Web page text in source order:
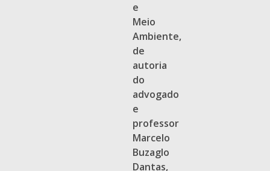
e
Meio
Ambiente,
de
autoria
do
advogado
e
professor
Marcelo
Buzaglo
Dantas,